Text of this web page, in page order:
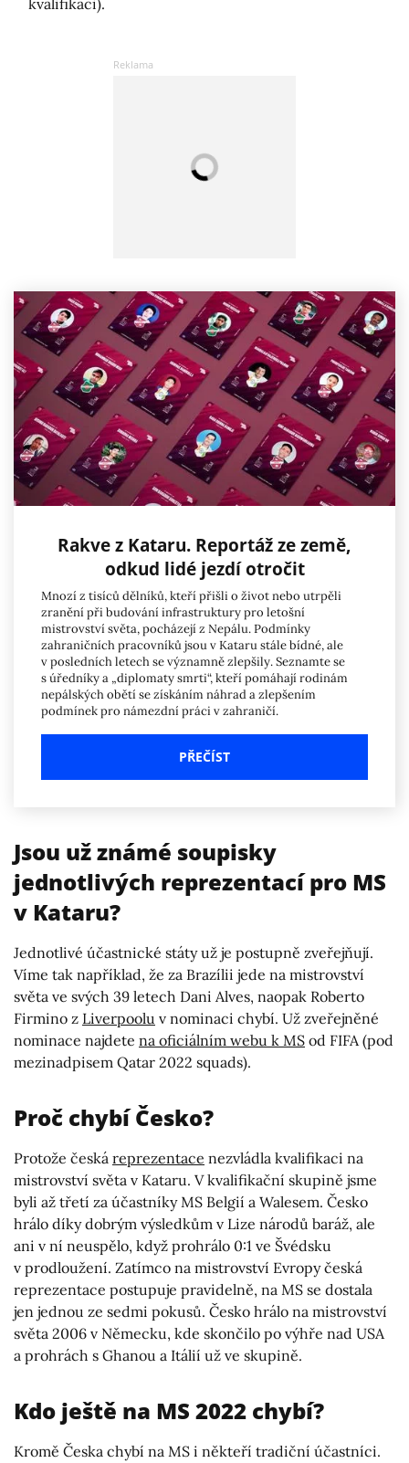
kvalifikaci).
Rakve z Kataru. Reportáž ze země,
odkud lidé jezdí otročit
Mnozí z tisíců dělníků, kteří přišli o život nebo utrpěli
zranění při budování infrastruktury pro letošní
mistrovství světa, pocházejí z Nepálu. Podmínky
zahraničních pracovníků jsou v Kataru stále bídné, ale
v posledních letech se významně zlepšily. Seznamte se
s úředníky a „diplomaty smrti“, kteří pomáhají rodinám
nepálských obětí se získáním náhrad a zlepšením
podmínek pro námezdní práci v zahraničí.
PŘEČÍST
Jsou už známé soupisky
jednotlivých reprezentací pro MS
v Kataru?
Jednotlivé účastnické státy už je postupně zveřejňují.
Víme tak například, že za Brazílii jede na mistrovství
světa ve svých 39 letech Dani Alves, naopak Roberto
Firmino z Liverpoolu v nominaci chybí. Už zveřejněné
nominace najdete na oficiálním webu k MS od FIFA (pod
mezinadpisem Qatar 2022 squads).
Proč chybí Česko?
Protože česká reprezentace nezvládla kvalifikaci na
mistrovství světa v Kataru. V kvalifikační skupině jsme
byli až třetí za účastníky MS Belgií a Walesem. Česko
hrálo díky dobrým výsledkům v Lize národů baráž, ale
ani v ní neuspělo, když prohrálo 0:1 ve Švédsku
v prodloužení. Zatímco na mistrovství Evropy česká
reprezentace postupuje pravidelně, na MS se dostala
jen jednou ze sedmi pokusů. Česko hrálo na mistrovství
světa 2006 v Německu, kde skončilo po výhře nad USA
a prohrách s Ghanou a Itálií už ve skupině.
Kdo ještě na MS 2022 chybí?
Kromě Česka chybí na MS i někteří tradiční účastníci.